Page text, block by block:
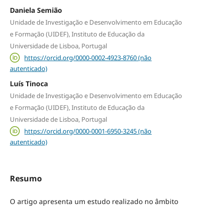
Daniela Semião
Unidade de Investigação e Desenvolvimento em Educação
e Formação (UIDEF), Instituto de Educação da
Universidade de Lisboa, Portugal
https://orcid.org/0000-0002-4923-8760 (não
autenticado)
Luís Tinoca
Unidade de Investigação e Desenvolvimento em Educação
e Formação (UIDEF), Instituto de Educação da
Universidade de Lisboa, Portugal
https://orcid.org/0000-0001-6950-3245 (não
autenticado)
Resumo
O artigo apresenta um estudo realizado no âmbito